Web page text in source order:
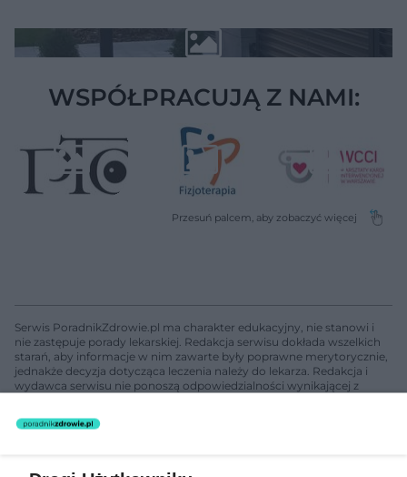
WSPÓŁPRACUJĄ Z NAMI:
Serwis PoradnikZdrowie.pl ma charakter edukacyjny, nie stanowi i
nie zastępuje porady lekarskiej. Redakcja serwisu dokłada wszelkich
starań, aby informacje w nim zawarte były poprawne merytorycznie,
jednakże decyzja dotycząca leczenia należy do lekarza. Redakcja i
wydawca serwisu nie ponoszą odpowiedzialności wynikającej z
świadczeń zdrowotnych w rozumieniu art. 3 ust 1 ustawy o